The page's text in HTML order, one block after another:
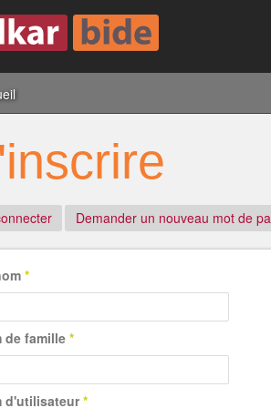
Demander un nouveau mot de
*
de famille *
d'utilisateur *